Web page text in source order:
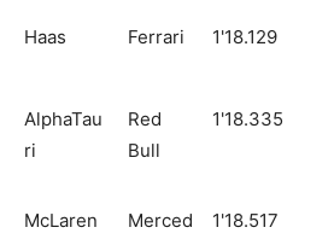
Haas Ferrari 1'18.129
AlphaTau
ri
Red
Bull
1'18.335
McLaren
Merced
1'18.517